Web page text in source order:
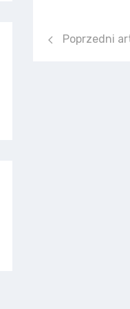
Poprzedni
Poprzedni